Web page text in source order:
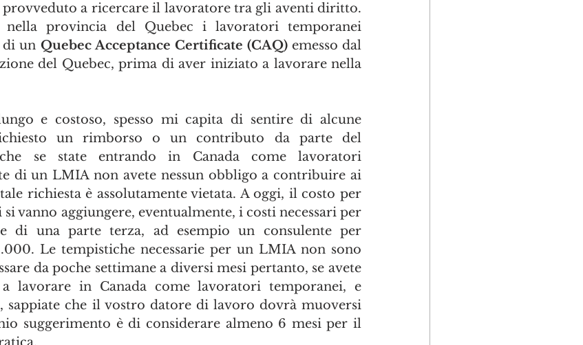
a ricercare il lavoratore tra gli aventi diritto.
nella provincia del Quebec i lavoratori temporanei
di un Quebec Acceptance Certificate (CAQ) emesso dal
del Quebec, prima di aver iniziato a lavorare nella
e costoso, spesso mi capita di sentire di alcune
un rimborso o un contributo da parte del
se state entrando in Canada come lavoratori
di un LMIA non avete nessun obbligo a contribuire ai
richiesta è assolutamente vietata. A oggi, il costo per
vanno aggiungere, eventualmente, i costi necessari per
di una parte terza, ad esempio un consulente per
Le tempistiche necessarie per un LMIA non sono
da poche settimane a diversi mesi pertanto, se avete
lavorare in Canada come lavoratori temporanei, e
sappiate che il vostro datore di lavoro dovrà muoversi
suggerimento è di considerare almeno 6 mesi per il